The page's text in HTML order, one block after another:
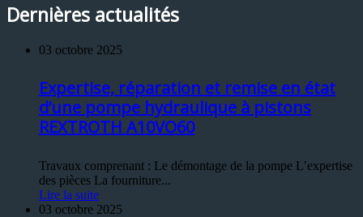
Dernières actualités
03 octobre 2025
Expertise, réparation et remise en état
d’une pompe hydraulique à pistons
REXTROTH A10VO60
Travaux comprenant : Le démontage de la pompe L’expertise
des pièces La fourniture...
Lire la suite
03 octobre 2025